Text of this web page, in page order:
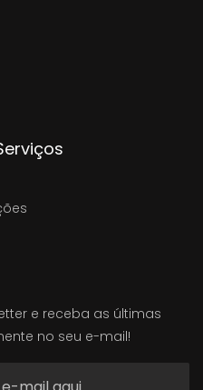
e receba as últimas
no seu e-mail!